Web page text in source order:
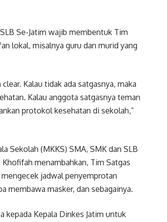
Se-Jatim wajib membentuk Tim
lokal, misalnya guru dan murid yang
Kalau tidak ada satgasnya, maka
Kalau anggota satgasnya teman
protokol kesehatan di sekolah,”
Sekolah (MKKS) SMA, SMK dan SLB
Khofifah menambahkan, Tim Satgas
jadwal penyemprotan
membawa masker, dan sebagainya.
kepada Kepala Dinkes Jatim untuk